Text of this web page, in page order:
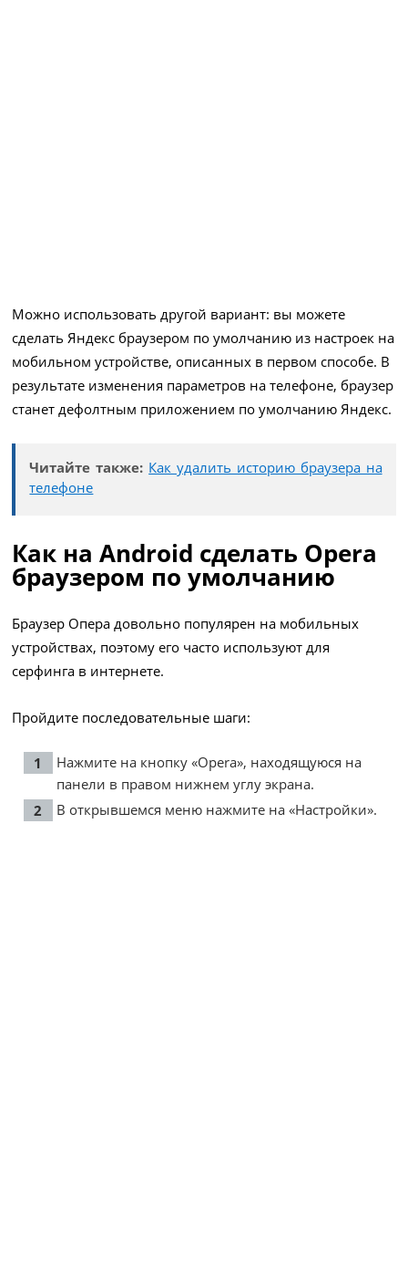
Можно использовать другой вариант: вы можете
сделать Яндекс браузером по умолчанию из настроек на
мобильном устройстве, описанных в первом способе. В
результате изменения параметров на телефоне, браузер
станет дефолтным приложением по умолчанию Яндекс.
Читайте также: Как удалить историю браузера на
телефоне
Как на Android сделать Opera
браузером по умолчанию
Браузер Опера довольно популярен на мобильных
устройствах, поэтому его часто используют для
серфинга в интернете.
Пройдите последовательные шаги:
Нажмите на кнопку «Opera», находящуюся на
панели в правом нижнем углу экрана.
В открывшемся меню нажмите на «Настройки».